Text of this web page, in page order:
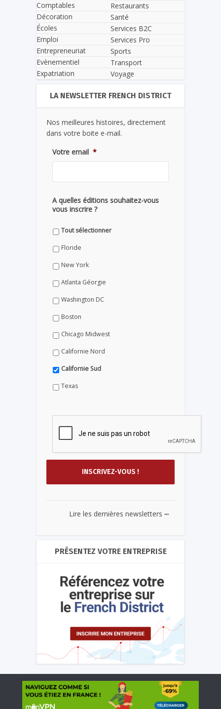
Comptables
Décoration
Écoles
Emploi
Entrepreneuriat
Evènementiel
Expatriation
Restaurants
Santé
Services B2C
Services Pro
Sports
Transport
Voyage
LA NEWSLETTER FRENCH DISTRICT
Nos meilleures histoires, directement
dans votre boite e-mail.
Votre email *
A quelles éditions souhaitez-vous
vous inscrire ?
Tout sélectionner
Floride
New York
Atlanta Géorgie
Washington DC
Boston
Chicago Midwest
Californie Nord
Californie Sud
Texas
Lire les dernières newsletters ...
PRÉSENTEZ VOTRE ENTREPRISE